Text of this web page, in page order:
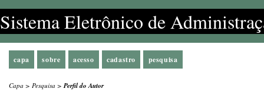
Sistema Eletrônico de
capa sobre acesso cadastro pesquisa
Capa > Pesquisa >Perfil do Autor